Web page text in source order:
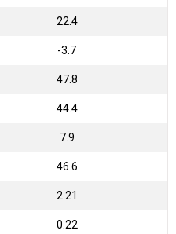
22.4
-3.7
47.8
44.4
7.9
46.6
2.21
0.22